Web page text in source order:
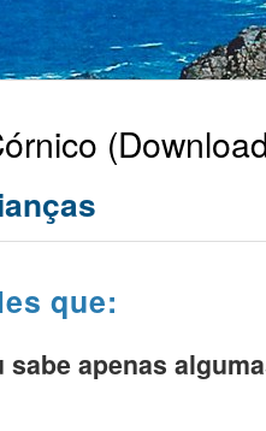
que:
sabe apenas